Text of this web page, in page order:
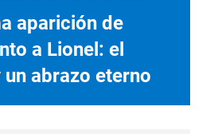
aparición de
a Lionel: el
abrazo eterno